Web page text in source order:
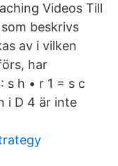
Videos Till
beskrivs
av i vilken
har
s h • r 1 = s c
i D 4 är inte